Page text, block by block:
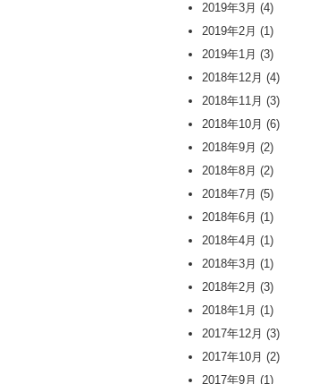
2019年3月 (4)
2019年2月 (1)
2019年1月 (3)
2018年12月 (4)
2018年11月 (3)
2018年10月 (6)
2018年9月 (2)
2018年8月 (2)
2018年7月 (5)
2018年6月 (1)
2018年4月 (1)
2018年3月 (1)
2018年2月 (3)
2018年1月 (1)
2017年12月 (3)
2017年10月 (2)
2017年9月 (1)